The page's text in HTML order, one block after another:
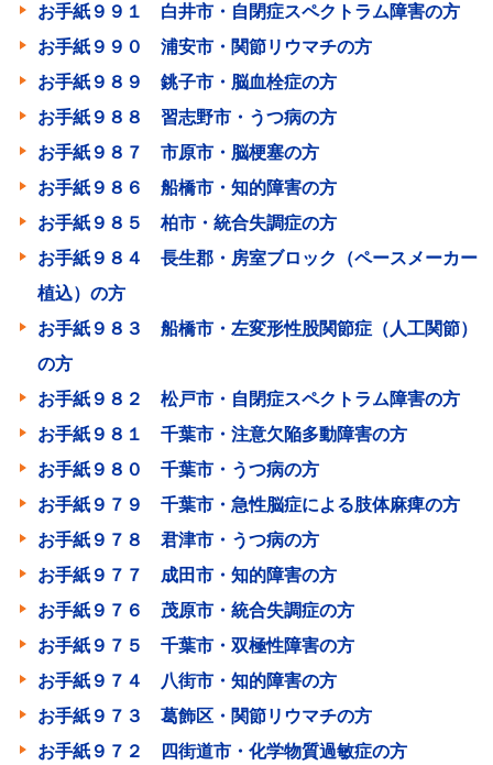
お手紙９９１ 白井市・自閉症スペクトラム障害の方
お手紙９９０ 浦安市・関節リウマチの方
お手紙９８９ 銚子市・脳血栓症の方
お手紙９８８ 習志野市・うつ病の方
お手紙９８７ 市原市・脳梗塞の方
お手紙９８６ 船橋市・知的障害の方
お手紙９８５ 柏市・統合失調症の方
お手紙９８４ 長生郡・房室ブロック（ペースメーカー
植込）の方
お手紙９８３ 船橋市・左変形性股関節症（人工関節）
の方
お手紙９８２ 松戸市・自閉症スペクトラム障害の方
お手紙９８１ 千葉市・注意欠陥多動障害の方
お手紙９８０ 千葉市・うつ病の方
お手紙９７９ 千葉市・急性脳症による肢体麻痺の方
お手紙９７８ 君津市・うつ病の方
お手紙９７７ 成田市・知的障害の方
お手紙９７６ 茂原市・統合失調症の方
お手紙９７５ 千葉市・双極性障害の方
お手紙９７４ 八街市・知的障害の方
お手紙９７３ 葛飾区・関節リウマチの方
お手紙９７２ 四街道市・化学物質過敏症の方